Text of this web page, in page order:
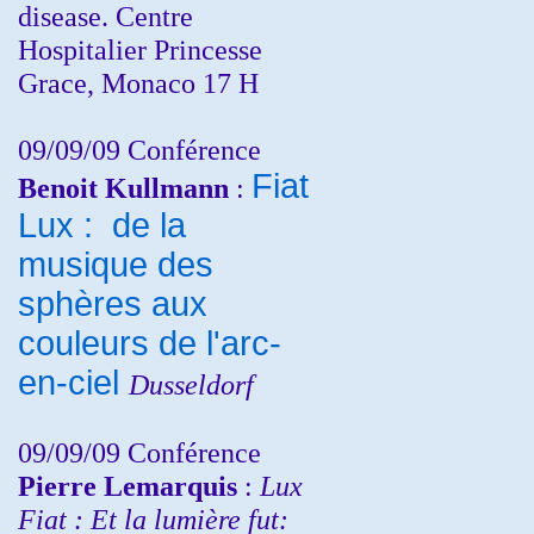
disease. Centre
Hospitalier Princesse
Grace, Monaco 17 H
09/09/09 Conférence
Benoit Kullmann : Fiat
Lux : de la
musique des
sphères aux
couleurs de l'arc-
en-ciel Dusseldorf
09/09/09 Conférence
Pierre Lemarquis : Lux
Fiat : Et la lumière fut: